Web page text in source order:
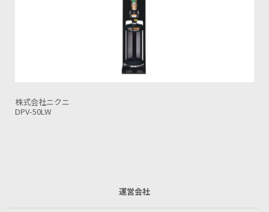
運営会社